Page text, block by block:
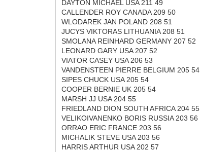
DAYTON MICHAEL USA 211 49
CALLENDER ROY CANADA 209 50
WLODAREK JAN POLAND 208 51
JUCYS VIKTORAS LITHUANIA 208 51
SMOLANA REINHARD GERMANY 207 52
LEONARD GARY USA 207 52
VIATOR CASEY USA 206 53
VANDENSTEEN PIERRE BELGIUM 205 54
SIPES CHUCK USA 205 54
COOPER BERNIE UK 205 54
MARSH JJ USA 204 55
FRIEDLAND DION SOUTH AFRICA 204 55
VELIKOIVANENKO BORIS RUSSIA 203 56
ORRAO ERIC FRANCE 203 56
MICHALIK STEVE USA 203 56
HARRIS ARTHUR USA 202 57